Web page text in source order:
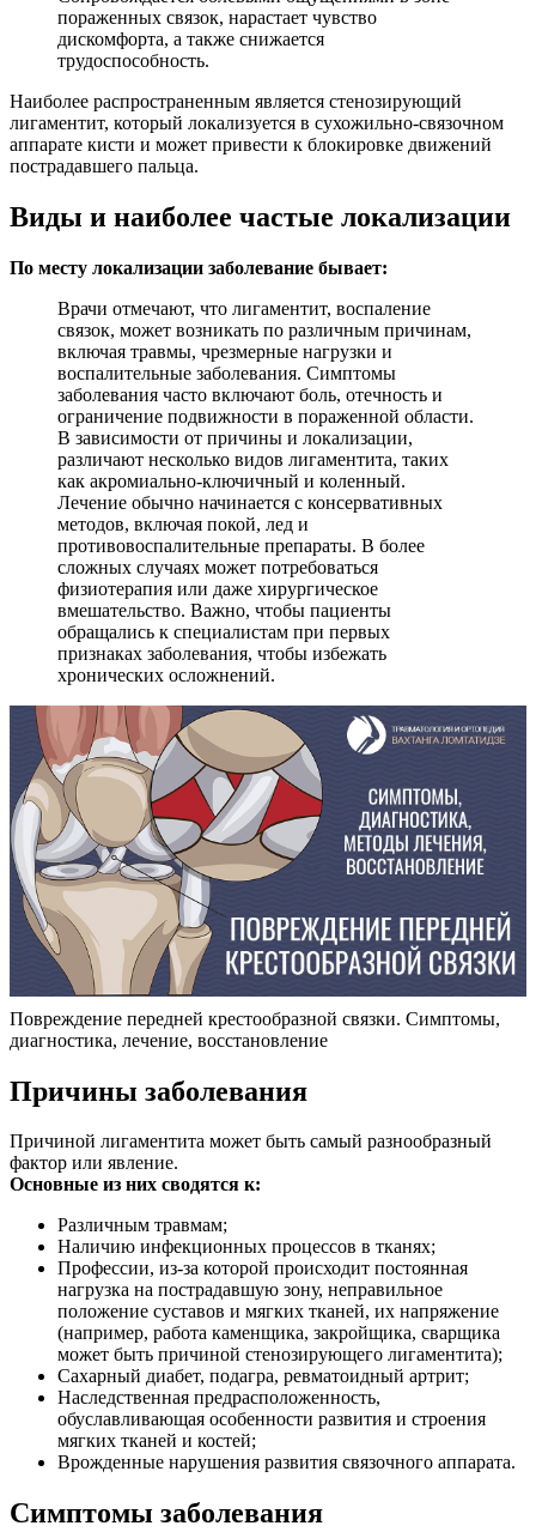
пораженных связок, нарастает чувство
дискомфорта, а также снижается
трудоспособность.
Наиболее распространенным является стенозирующий
лигаментит, который локализуется в сухожильно-связочном
аппарате кисти и может привести к блокировке движений
пострадавшего пальца.
Виды и наиболее частые локализации
По месту локализации заболевание бывает:
Врачи отмечают, что лигаментит, воспаление
связок, может возникать по различным причинам,
включая травмы, чрезмерные нагрузки и
воспалительные заболевания. Симптомы
заболевания часто включают боль, отечность и
ограничение подвижности в пораженной области.
В зависимости от причины и локализации,
различают несколько видов лигаментита, таких
как акромиально-ключичный и коленный.
Лечение обычно начинается с консервативных
методов, включая покой, лед и
противовоспалительные препараты. В более
сложных случаях может потребоваться
физиотерапия или даже хирургическое
вмешательство. Важно, чтобы пациенты
обращались к специалистам при первых
признаках заболевания, чтобы избежать
хронических осложнений.
Повреждение передней крестообразной связки. Симптомы,
диагностика, лечение, восстановление
Причины заболевания
Причиной лигаментита может быть самый разнообразный
фактор или явление.
Основные из них сводятся к:
Различным травмам;
Наличию инфекционных процессов в тканях;
Профессии, из-за которой происходит постоянная
нагрузка на пострадавшую зону, неправильное
положение суставов и мягких тканей, их напряжение
(например, работа каменщика, закройщика, сварщика
может быть причиной стенозирующего лигаментита);
Сахарный диабет, подагра, ревматоидный артрит;
Наследственная предрасположенность,
обуславливающая особенности развития и строения
мягких тканей и костей;
Врожденные нарушения развития связочного аппарата.
Симптомы заболевания